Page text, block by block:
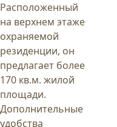
Расположенный
на верхнем этаже
охраняемой
резиденции, он
предлагает более
170 кв.м. жилой
площади.
Дополнительные
удобства